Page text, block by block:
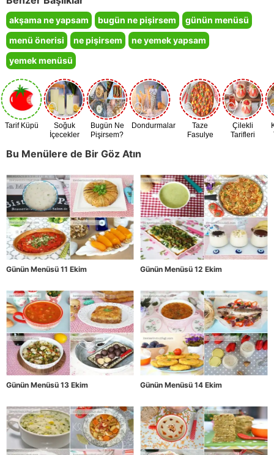
akşama ne yapsam bugün ne pişirsem
günün menüsü
menü önerisi
ne pişirsem
ne yemek yapsam
yemek menüsü
Tarif Küpü
Soğuk
İçecekler
Bugün Ne
Pişirsem?
Dondurmalar
Taze
Fasulye
Çilekli
Tarifleri
Bu Menülere de Bir Göz Atın
Günün Menüsü 11 Ekim Günün Menüsü 12 Ekim
Günün Menüsü 13 Ekim Günün Menüsü 14 Ekim